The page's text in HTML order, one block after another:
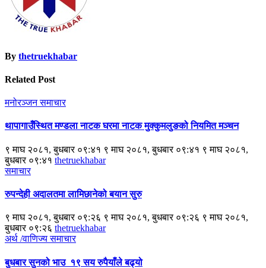
By thetruekhabar
Related Post
मनोरञ्जनसमाचार
थापागाउँस्थित मण्डला नाटक घरमा नाटक मुक्कुमलुङको नियमित मञ्चन
९ माघ २०८१, बुधबार ०९:४१ ९ माघ २०८१, बुधबार ०९:४१ ९ माघ २०८१,
बुधबार ०९:४१ thetruekhabar
समाचार
रुपन्देही अदालतमा लामिछानेको बयान सुरु
९ माघ २०८१, बुधबार ०९:२६ ९ माघ २०८१, बुधबार ०९:२६ ९ माघ २०८१,
बुधबार ०९:२६ thetruekhabar
अर्थ /वाणिज्यसमाचार
बुधबार सुनको भाउ १९ सय रुपैयाँले बढ्यो